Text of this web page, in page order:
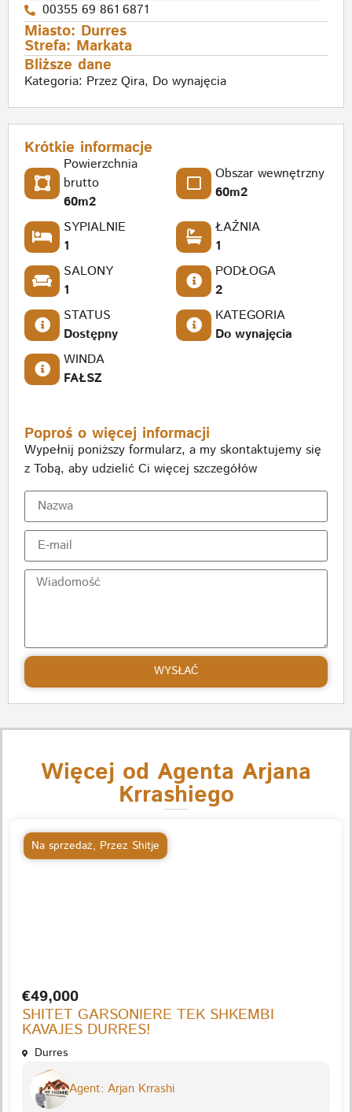
00355 69 861 6871
Miasto: Durres
Strefa: Markata
Bliższe dane
Kategoria: Przez Qira, Do wynajęcia
Krótkie informacje
Powierzchnia
brutto
60m2
Obszar wewnętrzny
60m2
SYPIALNIE
1
ŁAŹNIA
1
SALONY
1
PODŁOGA
2
STATUS
Dostępny
KATEGORIA
Do wynajęcia
WINDA
FAŁSZ
Poproś o więcej informacji
Wypełnij poniższy formularz, a my skontaktujemy się
z Tobą, aby udzielić Ci więcej szczegółów
WYSŁAĆ
Więcej od Agenta Arjana
Krrashiego
Na sprzedaż, Przez Shitje
€49,000
SHITET GARSONIERE TEK SHKEMBI
KAVAJES DURRES!
Durres
Agent: Arjan Krrashi